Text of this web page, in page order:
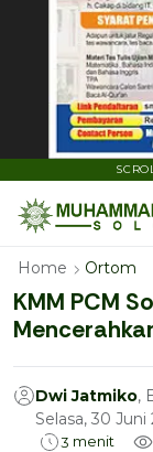
Home Ortom
KMM PCM
Dwi Jatmiko,
Selasa, 30 Juni
3 menit